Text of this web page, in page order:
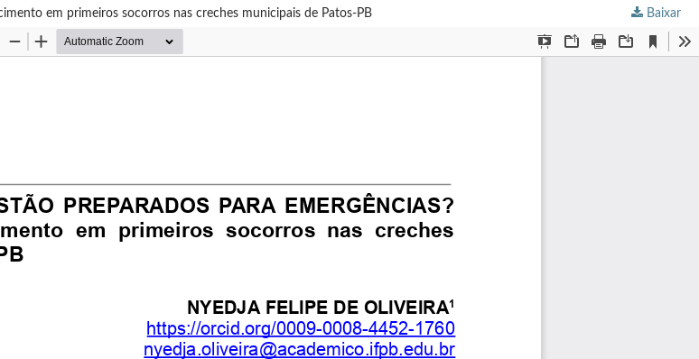
em primeiros socorros nas creches municipais de Patos-PB Baixar